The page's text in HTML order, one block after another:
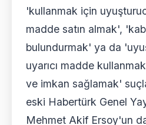
'kullanmak için
madde satın almak',
bulundurmak' ya da
uyarıcı madde
ve imkan sağlamak'
eski Habertürk Genel
Mehmet Akif Ersoy'un